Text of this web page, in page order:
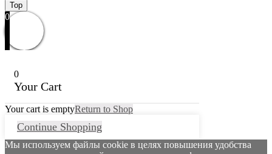
Top
0
0
Your Cart
Your cart is emptyReturn to Shop
Continue Shopping
Мы используем файлы cookie в целях повышения удобства